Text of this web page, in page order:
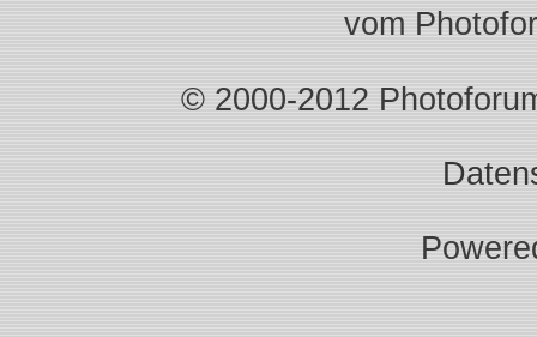
vom
© 2000-2012